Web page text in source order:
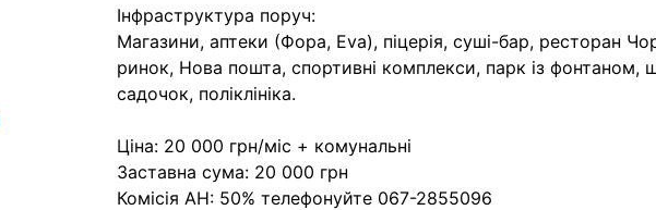
Інфраструктура поруч:
Магазини, аптеки (Фора, Eva), піцерія, суші-бар, ресторан
ринок, Нова пошта, спортивні комплекси, парк із фонтаном,
садочок, поліклініка.
Ціна: 20 000 грн/міс + комунальні
Заставна сума: 20 000 грн
Комісія АН: 50% телефонуйте 067-2855096